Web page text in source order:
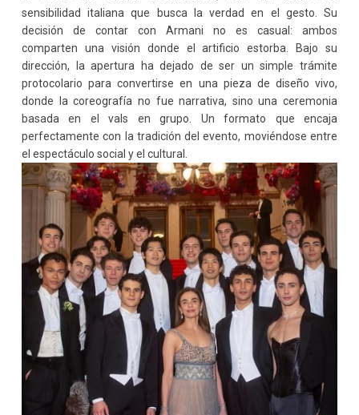
sensibilidad italiana que busca la verdad en el gesto. Su
decisión de contar con Armani no es casual: ambos
comparten una visión donde el artificio estorba. Bajo su
dirección, la apertura ha dejado de ser un simple trámite
protocolario para convertirse en una pieza de diseño vivo,
donde la coreografía no fue narrativa, sino una ceremonia
basada en el vals en grupo. Un formato que encaja
perfectamente con la tradición del evento, moviéndose entre
el espectáculo social y el cultural.